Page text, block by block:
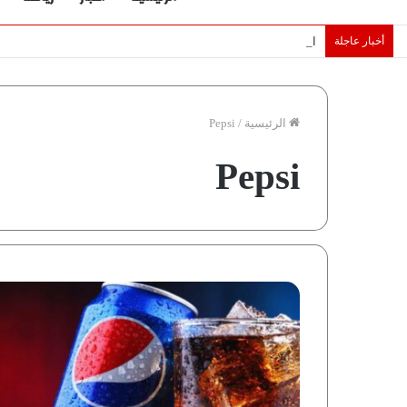
أخبار عاجلة
الرئيسية /
Pepsi
Pepsi